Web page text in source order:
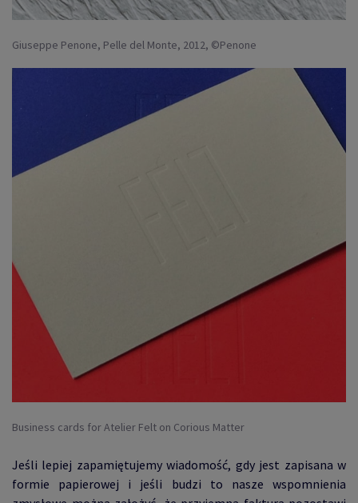
Giuseppe Penone, Pelle del Monte, 2012, ©Penone
Business cards for Atelier Felt on Corious Matter
Jeśli lepiej zapamiętujemy wiadomość, gdy jest zapisana w
formie papierowej i jeśli budzi to nasze wspomnienia